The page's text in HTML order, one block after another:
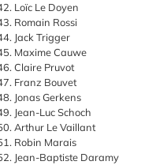
Loïc Le Doyen
Romain Rossi
Jack Trigger
Maxime Cauwe
Claire Pruvot
Franz Bouvet
Jonas Gerkens
Jean-Luc Schoch
Arthur Le Vaillant
Robin Marais
Jean-Baptiste Daramy